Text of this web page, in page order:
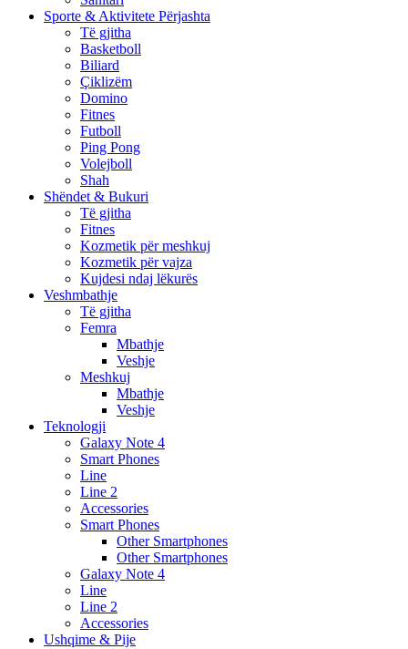
Sporte & Aktivitete Përjashta
Të gjitha
Basketboll
Biliard
Çiklizëm
Domino
Fitnes
Futboll
Ping Pong
Volejboll
Shah
Shëndet & Bukuri
Të gjitha
Fitnes
Kozmetik për meshkuj
Kozmetik për vajza
Kujdesi ndaj lëkurës
Veshmbathje
Të gjitha
Femra
Mbathje
Veshje
Meshkuj
Mbathje
Veshje
Teknologji
Galaxy Note 4
Smart Phones
Line
Line 2
Accessories
Smart Phones
Other Smartphones
Other Smartphones
Galaxy Note 4
Line
Line 2
Accessories
Ushqime & Pije